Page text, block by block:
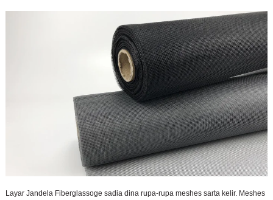
Layar Jandela Fiberglassoge sadia dina rupa-rupa meshes sarta kelir. Meshes